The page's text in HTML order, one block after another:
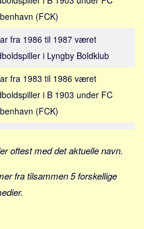
(FCK)
fra 1986 til 1987 været
i Lyngby Boldklub
fra 1983 til 1986 været
i B 1903 under FC
(FCK)
oftest med det aktuelle navn.
fra tilsammen 5 forskellige